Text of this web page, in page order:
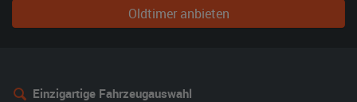
Oldtimer anbieten
Einzigartige Fahrzeugauswahl